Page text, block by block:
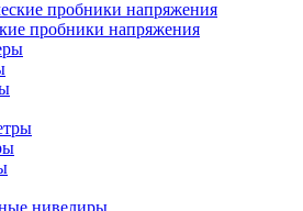
пробники напряжения
нивелиры